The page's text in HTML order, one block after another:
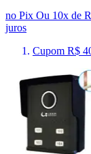
no Pix Ou 10x de
juros
Cupom R$